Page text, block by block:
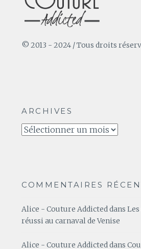
© 2013 - 2024 / Tous droits
ARCHIVES
Archives
COMMENTAIRES
Alice - Couture Addicteddans
réussi au carnaval de Venise
Alice - Couture Addicted dans